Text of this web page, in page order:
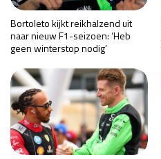
Bortoleto kijkt reikhalzend uit
naar nieuw F1-seizoen: ‘Heb
geen winterstop nodig’